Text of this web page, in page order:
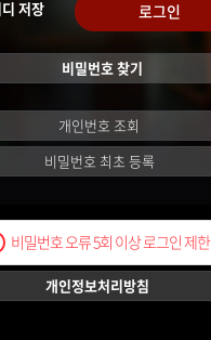
저장 로그인
비밀번호 찾기
개인번호 조회
비밀번호 최초 등록
비밀번호 오류 5회 이상 로그인 제한
개인정보처리방침